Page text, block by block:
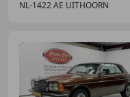
NL-1422 AE UITHOORN